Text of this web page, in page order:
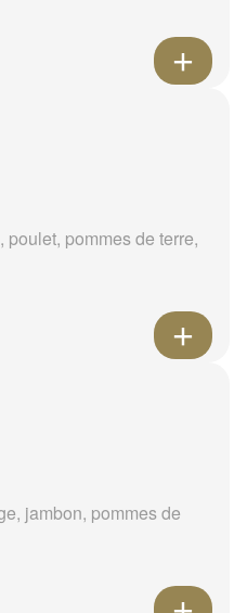
poulet, pommes de terre,
jambon, pommes de